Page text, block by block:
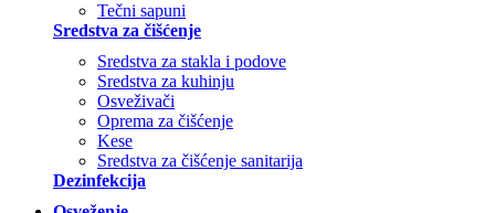
Tečni sapuni
Sredstva za čišćenje
Sredstva za stakla i podove
Sredstva za kuhinju
Osveživači
Oprema za čišćenje
Kese
Sredstva za čišćenje sanitarija
Dezinfekcija